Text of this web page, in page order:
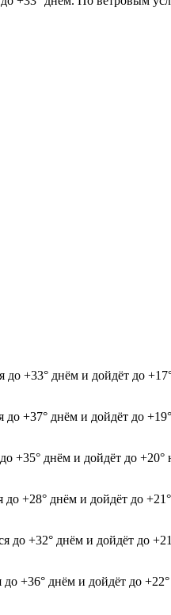
+33° днём и дойдёт до
+37° днём и дойдёт до
+35° днём и дойдёт до
+28° днём и дойдёт до
до +32° днём и дойдёт до
+36° днём и дойдёт до